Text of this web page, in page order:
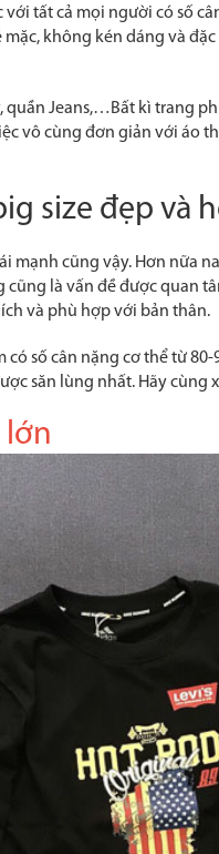
tất cả mọi người có số
không kén dáng và
, quần Jeans,…Bất kì trang
vô cùng đơn giản với áo
size đẹp và
cũng vậy. Hơn nữa
là vấn đề được quan
và phù hợp với bản thân.
có số cân nặng cơ thể từ
săn lùng nhất. Hãy
lớn